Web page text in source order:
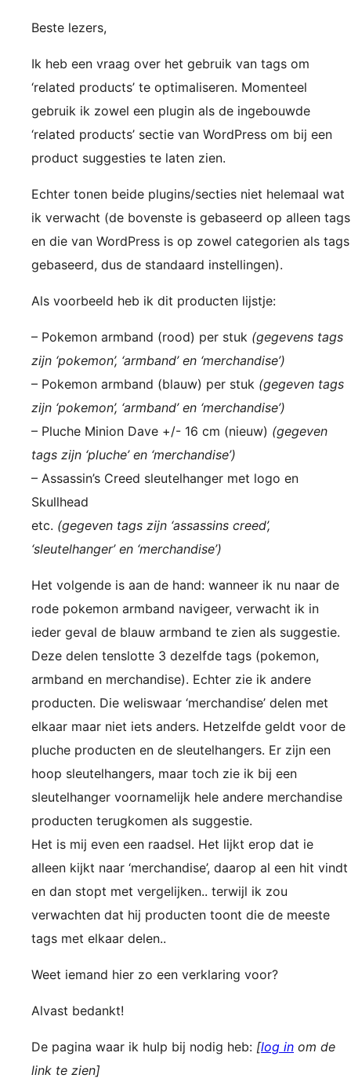
Beste lezers,
Ik heb een vraag over het gebruik van tags om
‘related products’ te optimaliseren. Momenteel
gebruik ik zowel een plugin als de ingebouwde
‘related products’ sectie van WordPress om bij een
product suggesties te laten zien.
Echter tonen beide plugins/secties niet helemaal wat
ik verwacht (de bovenste is gebaseerd op alleen tags
en die van WordPress is op zowel categorien als tags
gebaseerd, dus de standaard instellingen).
Als voorbeeld heb ik dit producten lijstje:
– Pokemon armband (rood) per stuk (gegevens tags
zijn ‘pokemon’, ‘armband’ en ‘merchandise’)
– Pokemon armband (blauw) per stuk (gegeven tags
zijn ‘pokemon’, ‘armband’ en ‘merchandise’)
– Pluche Minion Dave +/- 16 cm (nieuw) (gegeven
tags zijn ‘pluche’ en ‘merchandise’)
– Assassin’s Creed sleutelhanger met logo en
Skullhead
etc. (gegeven tags zijn ‘assassins creed’,
‘sleutelhanger’ en ‘merchandise’)
Het volgende is aan de hand: wanneer ik nu naar de
rode pokemon armband navigeer, verwacht ik in
ieder geval de blauw armband te zien als suggestie.
Deze delen tenslotte 3 dezelfde tags (pokemon,
armband en merchandise). Echter zie ik andere
producten. Die weliswaar ‘merchandise’ delen met
elkaar maar niet iets anders. Hetzelfde geldt voor de
pluche producten en de sleutelhangers. Er zijn een
hoop sleutelhangers, maar toch zie ik bij een
sleutelhanger voornamelijk hele andere merchandise
producten terugkomen als suggestie.
Het is mij even een raadsel. Het lijkt erop dat ie
alleen kijkt naar ‘merchandise’, daarop al een hit vindt
en dan stopt met vergelijken.. terwijl ik zou
verwachten dat hij producten toont die de meeste
tags met elkaar delen..
Weet iemand hier zo een verklaring voor?
Alvast bedankt!
De pagina waar ik hulp bij nodig heb: [log in om de
link te zien]